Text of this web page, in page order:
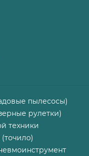
пылесосы)
рулетки)
техники